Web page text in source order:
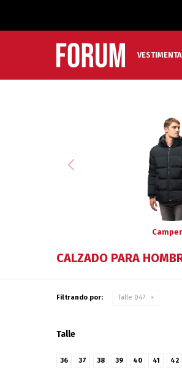
VESTIMENTA
CALZADO PARA
Filtrando por: Talle 047
Talle
36 37 38 39 40 41 42